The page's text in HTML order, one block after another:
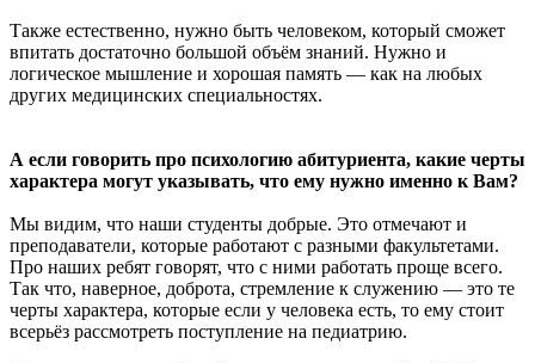
Также естественно, нужно быть человеком, который сможет
впитать достаточно большой объём знаний. Нужно и
логическое мышление и хорошая память — как на любых
других медицинских специальностях.
А если говорить про психологию абитуриента, какие черты
характера могут указывать, что ему нужно именно к Вам?
Мы видим, что наши студенты добрые. Это отмечают и
преподаватели, которые работают с разными факультетами.
Про наших ребят говорят, что с ними работать проще всего.
Так что, наверное, доброта, стремление к служению — это те
черты характера, которые если у человека есть, то ему стоит
всерьёз рассмотреть поступление на педиатрию.